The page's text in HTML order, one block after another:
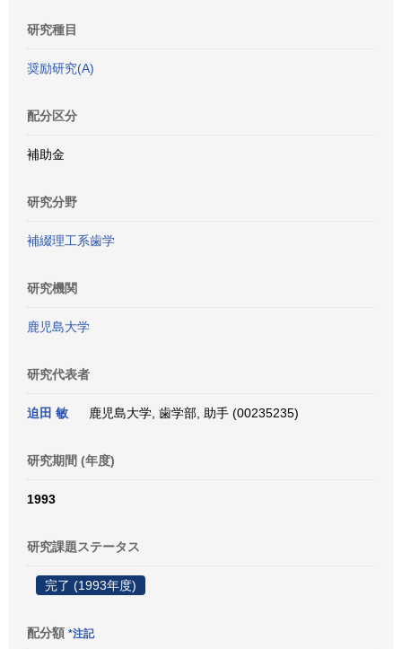
研究種目
奨励研究(A)
配分区分
補助金
研究分野
補綴理工系歯学
研究機関
鹿児島大学
研究代表者
迫田 敏 鹿児島大学, 歯学部, 助手 (00235235)
研究期間 (年度)
1993
研究課題ステータス
完了 (1993年度)
配分額 *注記